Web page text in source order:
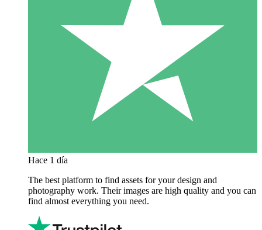
Hace 1 día
The best platform to find assets for your design and
photography work. Their images are high quality and you can
find almost everything you need.